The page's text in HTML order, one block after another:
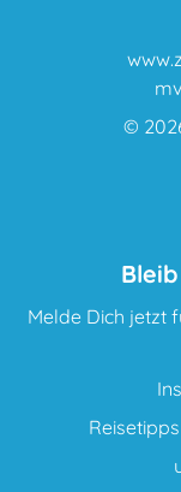
©
Melde Dich jetzt